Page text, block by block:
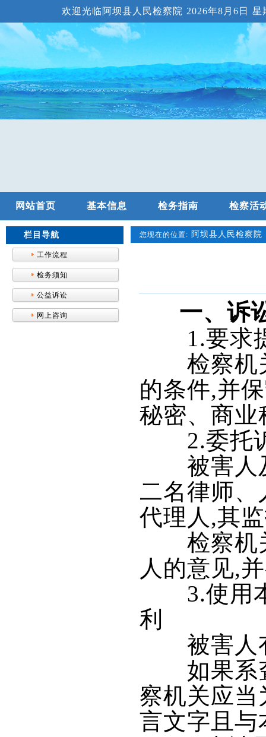
欢迎光临阿坝县人民检察院 2026年8月6日 星
网站首页 基本信息 检务指南 检察活
栏目导航
工作流程
检务须知
公益诉讼
网上咨询
您现在的位置: 阿坝县人民检察院
一、诉
1.要求提
检察机关
的条件,并
秘密、商业
2.委托诉
被害人及
二名律师
代理人,其
检察机关
人的意见,
3.使用本
利
被害人有
如果系聋
察机关应
言文字且与